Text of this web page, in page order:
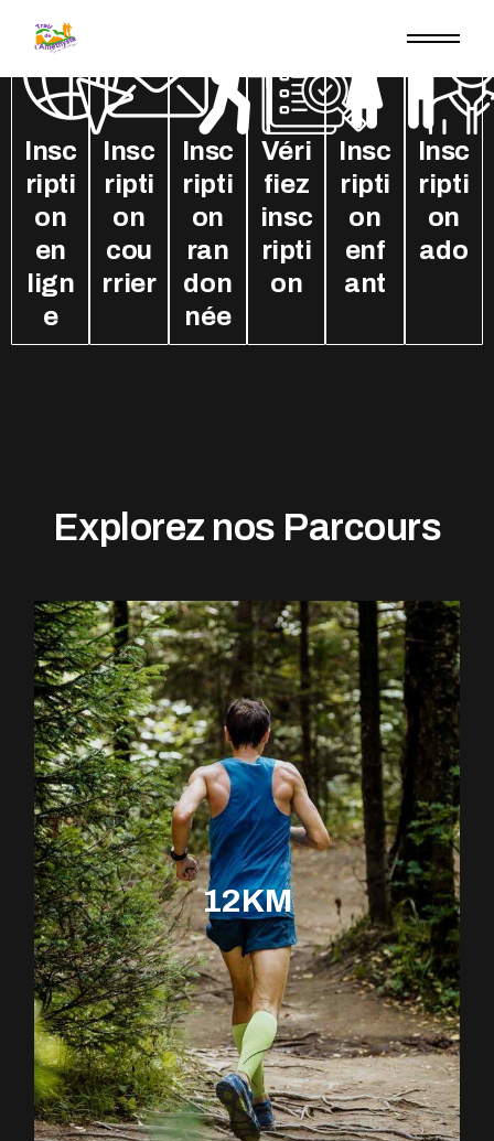
Insc
ripti
on
en
lign
e
Insc
ripti
on
cou
rrier
Insc
ripti
on
ran
don
née
Véri
fiez
insc
ripti
on
Insc
ripti
on
enf
ant
Insc
ripti
on
ado
Explorez nos Parcours
12KM